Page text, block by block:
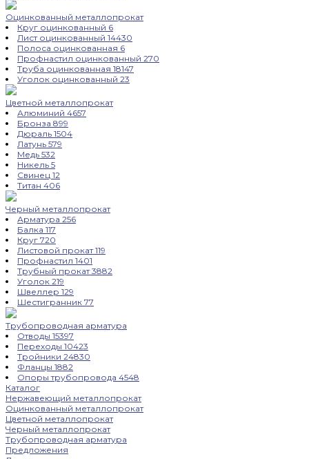
Оцинкованный металлопрокат
Круг оцинкованный 6
Лист оцинкованный 14430
Полоса оцинкованная 6
Профнастил оцинкованный 270
Труба оцинкованная 18147
Уголок оцинкованный 23
Цветной металлопрокат
Алюминий 4657
Бронза 899
Дюраль 1504
Латунь 579
Медь 532
Никель 5
Свинец 12
Титан 406
Черный металлопрокат
Арматура 256
Балка 117
Круг 720
Листовой прокат119
Профнастил 1401
Трубный прокат3882
Уголок 219
Швеллер 129
Шестигранник 77
Трубопроводная арматура
Отводы 15397
Переходы 10423
Тройники 24830
Фланцы 1882
Опоры трубопровода 4548
Каталог
Нержавеющий металлопрокат
Оцинкованный металлопрокат
Цветной металлопрокат
Черный металлопрокат
Трубопроводная арматура
Предложения